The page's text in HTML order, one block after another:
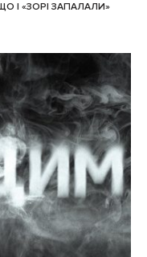
І «ЗОРІ ЗАПАЛАЛИ»